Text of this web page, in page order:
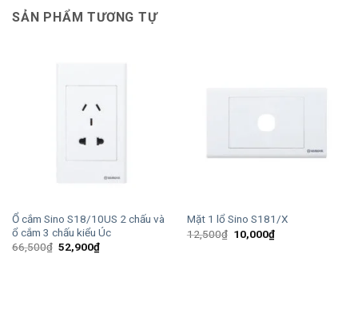
SẢN PHẨM TƯƠNG TỰ
Ổ cắm Sino S18/10US 2 chấu và
ổ cắm 3 chấu kiểu Úc
66,500₫ Giá
gốc
52,900₫Giá
hiện
Mặt 1 lổ Sino S181/X
12,500₫ Giá
gốc
10,000₫Giá
hiện